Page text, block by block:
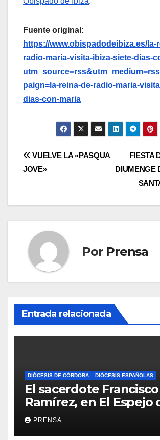
Fuente original:
https://www.obispadodeibiza.es/la-
radio-maria-visita-ibiza-siete-dias-
paign=la-reina-de-radio-maria-
dias-con-maria
Navegación
entradas
FIESTA
DIUMENGE
VUELVE LA «PASQUA
JOVE»
Por Prensa
Entrada relacionada
DIÓCESIS DE CÓRDOBA DIÓCESIS ESPAÑOLAS
El sacerdote Francisco
Ramírez, en El Espejo
Iglesia
PRENSA